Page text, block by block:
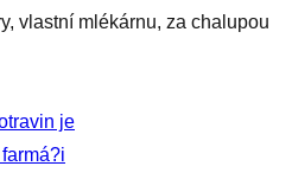
vlastní mlékárnu, za chalupou
je